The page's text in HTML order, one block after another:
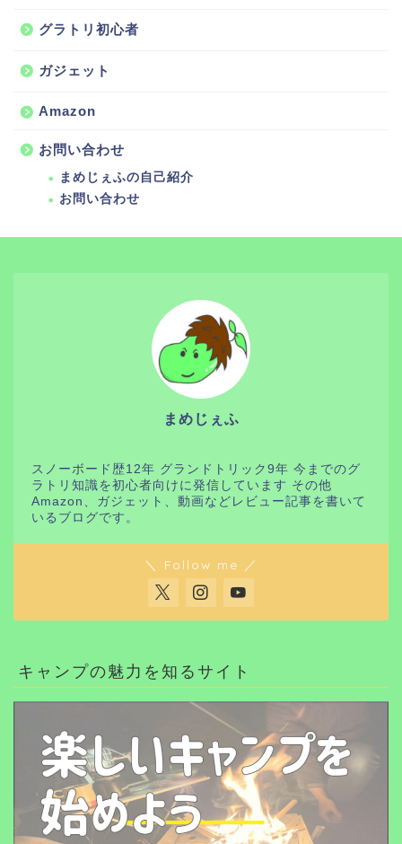
グラトリ初心者
ガジェット
Amazon
お問い合わせ
まめじぇふの自己紹介
お問い合わせ
まめじぇふ
スノーボード歴12年 グランドトリック9年 今までのグ
ラトリ知識を初心者向けに発信しています その他
Amazon、ガジェット、動画などレビュー記事を書いて
いるブログです。
＼ Follow me ／
キャンプの魅力を知るサイト